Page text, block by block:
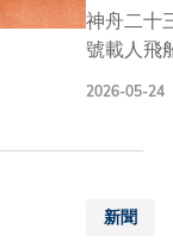
同、科
技倫理
社會治
題展開
話。活
的固體
材料
中，仍
液體中
擴散？
香港科
神舟二十
號載人飛
香港航天
2026-05-24
新聞